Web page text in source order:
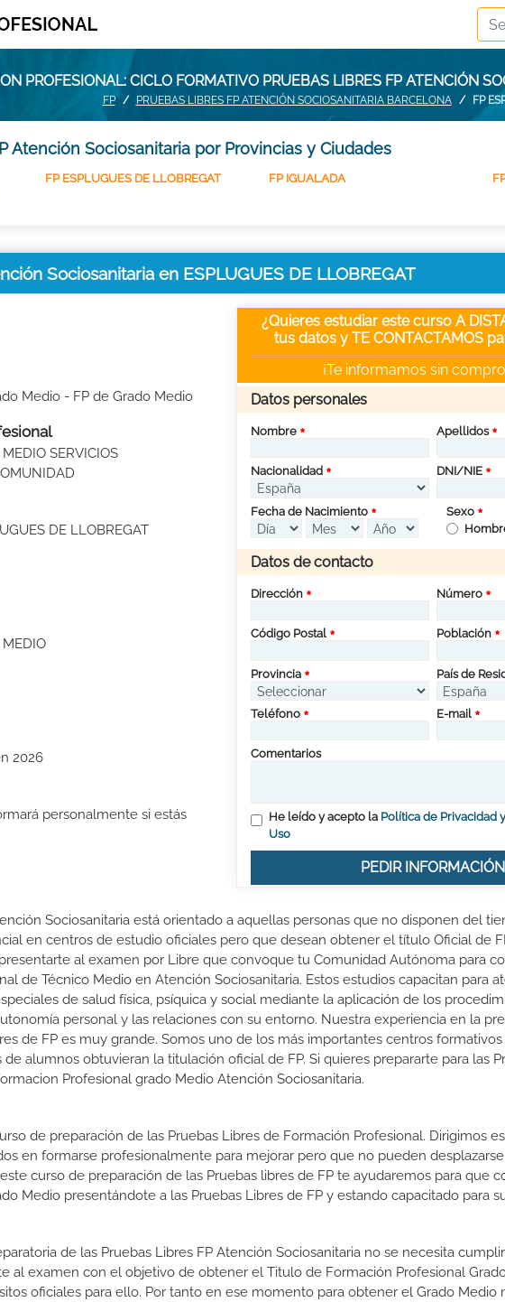
PROFESIONAL: CICLO FORMATIVO PRUEBAS LIBRES FP ATENCIÓN
FP PRUEBAS LIBRES FP ATENCIÓN SOCIOSANITARIA BARCELONA FP
Atención Sociosanitaria por Provincias y Ciudades
FP ESPLUGUES DE LLOBREGAT FP IGUALADA
Sociosanitaria en ESPLUGUES DE LLOBREGAT
Medio - FP de Grado Medio
SERVICIOS
DE LLOBREGAT
MEDIO
2026
personalmente si estás
¿Quieres estudiar este curso A
tus datos y TE CONTACTAMOS
¡Te informamos sin
Datos personales
Nombre Apellidos
Nacionalidad DNI/NIE
Fecha de Nacimiento
Sexo
Datos de contacto
Dirección Número
Código Postal Población
Provincia País de
Teléfono E-mail
Comentarios
He leído y acepto la Política de Privacidad
Uso
PEDIR INFORMACIÓN
Sociosanitaria está orientado a aquellas personas que no disponen del
en centros de estudio oficiales pero que desean obtener el título Oficial de
al examen por Libre que convoque tu Comunidad Autónoma para
de Técnico Medio en Atención Sociosanitaria. Estos estudios capacitan para
de salud física, psíquica y social mediante la aplicación de los
personal y las relaciones con su entorno. Nuestra experiencia en la
de FP es muy grande. Somos uno de los más importantes centros
alumnos obtuvieran la titulación oficial de FP. Si quieres prepararte para las
Profesional grado Medio Atención Sociosanitaria.
de preparación de las Pruebas Libres de Formación Profesional. Dirigimos
en formarse profesionalmente para mejorar pero que no pueden
curso de preparación de las Pruebas libres de FP te ayudaremos para que
Medio presentándote a las Pruebas Libres de FP y estando capacitado para
de las Pruebas Libres FP Atención Sociosanitaria no se necesita
al examen con el objetivo de obtener el Titulo de Formación Profesional
oficiales para ello. Por tanto en ese momento para obtener el Grado Medio